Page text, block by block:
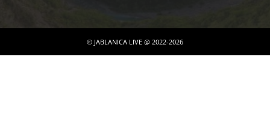
© JABLANICA LIVE @ 2022-2026